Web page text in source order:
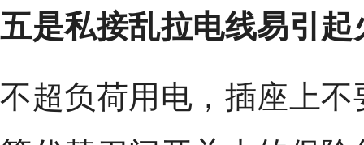
五是私接乱拉电线易引起
不超负荷用电，插座上